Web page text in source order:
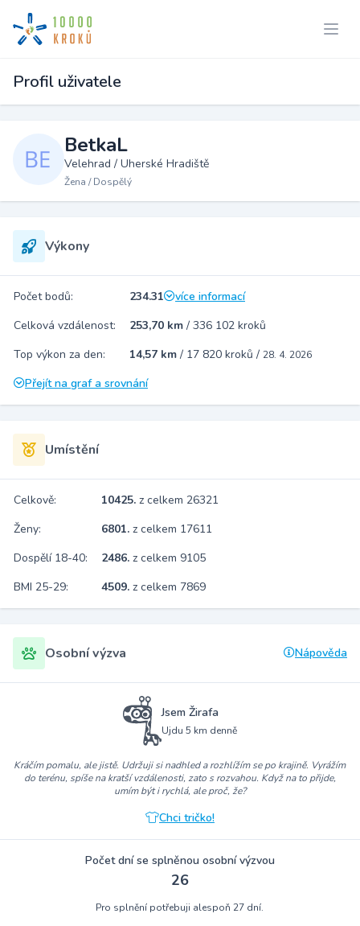
Profil uživatele
BetkaL
Velehrad / Uherské Hradiště
Žena / Dospělý
Výkony
Počet bodů: 234.31
více informací
Celková vzdálenost:
253,70 km / 336 102 kroků
Top výkon za den:
14,57 km / 17 820 kroků / 28. 4. 2026
Přejít na graf a srovnání
Umístění
Celkově: 10425. z celkem 26321
Ženy:
6801. z celkem 17611
Dospělí 18-40:
2486. z celkem 9105
BMI 25-29:
4509. z celkem 7869
Osobní výzva Nápověda
Jsem Žirafa
Ujdu 5 km denně
Kráčím pomalu, ale jistě. Udržuji si nadhled a rozhlížím se po krajině. Vyrážím
do terénu, spíše na kratší vzdálenosti, zato s rozvahou. Když na to přijde,
umím být i rychlá, ale proč, že?
Chci tričko!
Počet dní se splněnou osobní výzvou
26
Pro splnění potřebuji alespoň 27 dní.